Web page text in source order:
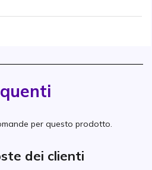
per questo prodotto.
dei clienti